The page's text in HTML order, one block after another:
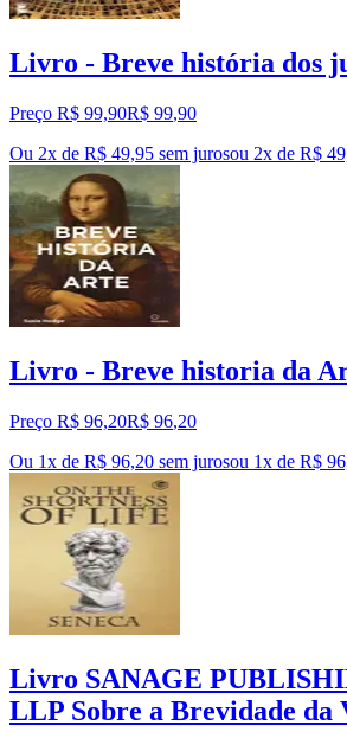
Livro - Breve história dos
Preço R$ 99,90R$ 99,90
Ou 2x de R$ 49,95 sem jurosou 2x de R$
Livro - Breve historia da
Preço R$ 96,20R$ 96,20
Ou 1x de R$ 96,20 sem jurosou 1x de R$
Livro SANAGE
LLP Sobre a Brevidade da